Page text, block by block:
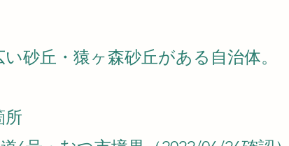
い砂丘・猿ヶ森砂丘がある自治体。
所